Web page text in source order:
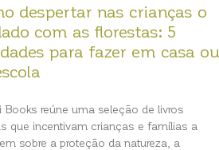
despertar nas crianças o
com as florestas: 5
para fazer em casa ou
Books reúne uma seleção de livros
que incentivam crianças e famílias a
sobre a proteção da natureza, a